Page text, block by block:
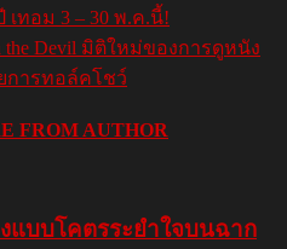
ทอม 3 – 30 พ.ค.นี้!
the Devil มิติใหม่ของการดูหนัง
การทอล์คโชว์
FROM AUTHOR
แบบโคตรระยำใจบนฉาก